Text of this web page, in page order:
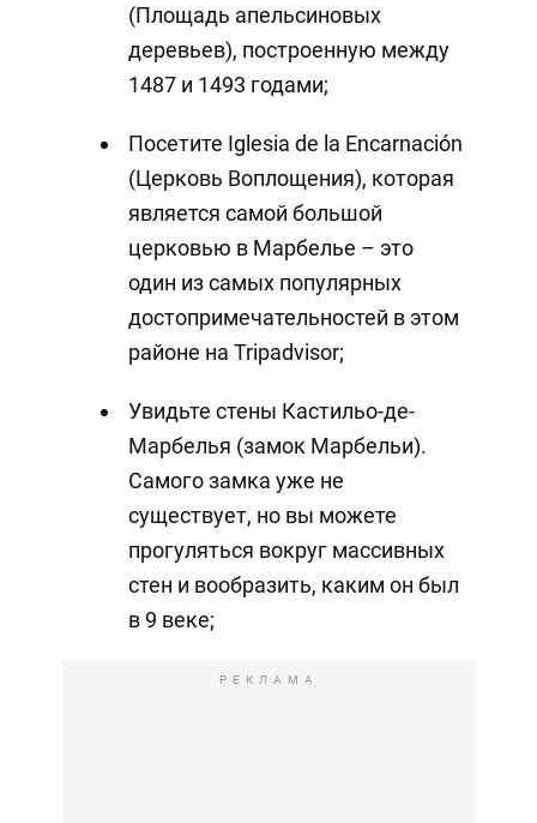
(Площадь апельсиновых
деревьев), построенную между
1487 и 1493 годами;
Посетите Iglesia de la Encarnación
(Церковь Воплощения), которая
является самой большой
церковью в Марбелье – это
один из самых популярных
достопримечательностей в этом
районе на Tripadvisor;
Увидьте стены Кастильо-де-
Марбелья (замок Марбельи).
Самого замка уже не
существует, но вы можете
прогуляться вокруг массивных
стен и вообразить, каким он был
в 9 веке;
РЕКЛАМА